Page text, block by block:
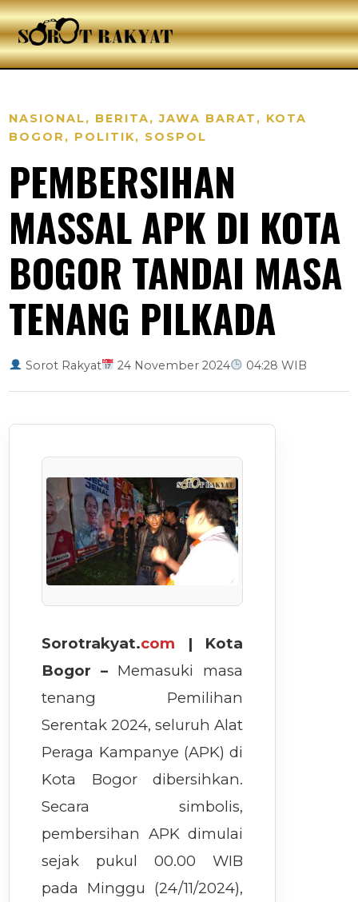
NASIONAL, BERITA,JAWA BARAT , KOTA
BOGOR , POLITIK, SOSPOL
PEMBERSIHAN
MASSAL APK DI KOTA
BOGOR TANDAI MASA
TENANG PILKADA
Sorot Rakyat 24 November 2024 04:28 WIB
Sorotrakyat.com | Kota
Bogor – Memasuki masa
tenang Pemilihan
Serentak 2024, seluruh Alat
Peraga Kampanye (APK) di
Kota Bogor dibersihkan.
Secara simbolis,
pembersihan APK dimulai
sejak pukul 00.00 WIB
pada Minggu (24/11/2024),